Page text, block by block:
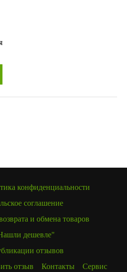
конфиденциальности
соглашение
и обмена товаров
дешевле"
отзывов
отзыв
Контакты Сервис